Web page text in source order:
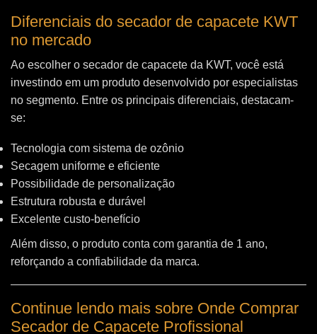
Diferenciais do secador de capacete KWT
no mercado
Ao escolher o secador de capacete da KWT, você está
investindo em um produto desenvolvido por especialistas
no segmento. Entre os principais diferenciais, destacam-
se:
Tecnologia com sistema de ozônio
Secagem uniforme e eficiente
Possibilidade de personalização
Estrutura robusta e durável
Excelente custo-benefício
Além disso, o produto conta com garantia de 1 ano,
reforçando a confiabilidade da marca.
Continue lendo mais sobre Onde Comprar
Secador de Capacete Profissional